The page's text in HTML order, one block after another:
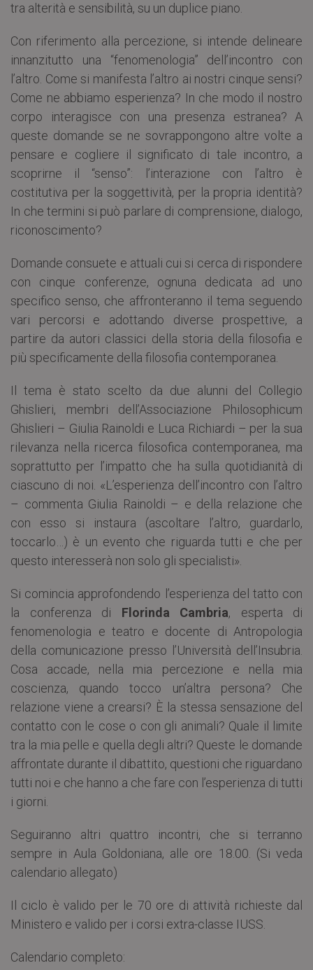
tra alterità e sensibilità, su un duplice piano.
Con riferimento alla percezione, si intende delineare
innanzitutto una “fenomenologia” dell’incontro con
l’altro. Come si manifesta l’altro ai nostri cinque sensi?
Come ne abbiamo esperienza? In che modo il nostro
corpo interagisce con una presenza estranea? A
queste domande se ne sovrappongono altre volte a
pensare e cogliere il significato di tale incontro, a
scoprirne il “senso”: l’interazione con l’altro è
costitutiva per la soggettività, per la propria identità?
In che termini si può parlare di comprensione, dialogo,
riconoscimento?
Domande consuete e attuali cui si cerca di rispondere
con cinque conferenze, ognuna dedicata ad uno
specifico senso, che affronteranno il tema seguendo
vari percorsi e adottando diverse prospettive, a
partire da autori classici della storia della filosofia e
più specificamente della filosofia contemporanea.
Il tema è stato scelto da due alunni del Collegio
Ghislieri, membri dell’Associazione Philosophicum
Ghislieri – Giulia Rainoldi e Luca Richiardi – per la sua
rilevanza nella ricerca filosofica contemporanea, ma
soprattutto per l’impatto che ha sulla quotidianità di
ciascuno di noi. «L’esperienza dell’incontro con l’altro
– commenta Giulia Rainoldi – e della relazione che
con esso si instaura (ascoltare l’altro, guardarlo,
toccarlo…) è un evento che riguarda tutti e che per
questo interesserà non solo gli specialisti».
Si comincia approfondendo l’esperienza del tatto con
la conferenza di Florinda Cambria, esperta di
fenomenologia e teatro e docente di Antropologia
della comunicazione presso l’Università dell’Insubria.
Cosa accade, nella mia percezione e nella mia
coscienza, quando tocco un’altra persona? Che
relazione viene a crearsi? È la stessa sensazione del
contatto con le cose o con gli animali? Quale il limite
tra la mia pelle e quella degli altri? Queste le domande
affrontate durante il dibattito, questioni che riguardano
tutti noi e che hanno a che fare con l’esperienza di tutti
i giorni.
Seguiranno altri quattro incontri, che si terranno
sempre in Aula Goldoniana, alle ore 18.00. (Si veda
calendario allegato)
Il ciclo è valido per le 70 ore di attività richieste dal
Ministero e valido per i corsi extra-classe IUSS.
Calendario completo: